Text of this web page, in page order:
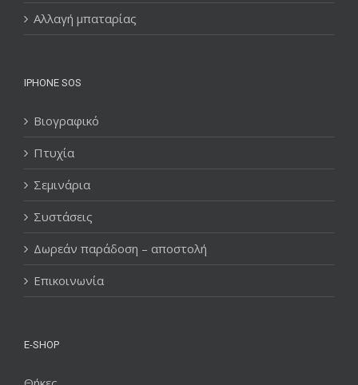
Αλλαγή μπαταρίας
IPHONE SOS
Βιογραφικό
Πτυχία
Σεμινάρια
Συστάσεις
Δωρεάν παράδοση – αποστολή
Επικοινωνία
E-SHOP